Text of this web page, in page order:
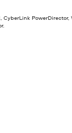
CyberLink